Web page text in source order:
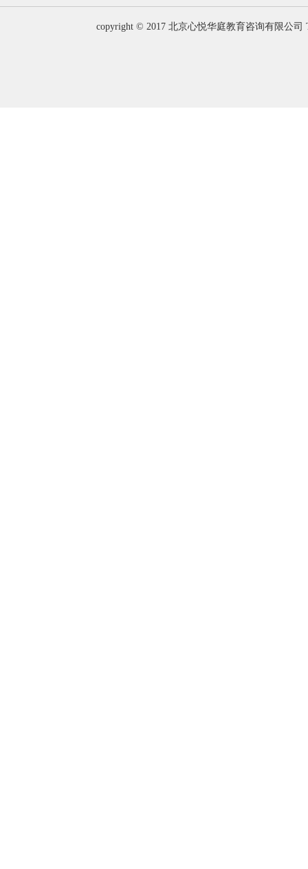
copyright © 2017 北京心悦华庭教育咨询有限公司